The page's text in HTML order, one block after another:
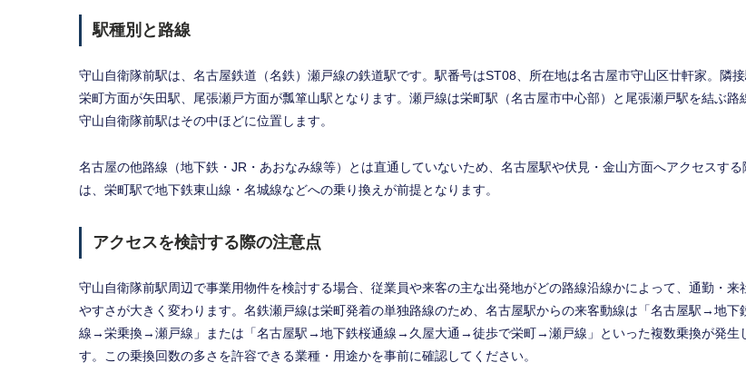
駅種別と路線
守山自衛隊前駅は、名古屋鉄道（名鉄）瀬戸線の鉄道駅です。駅番号はST08、所在地は名古屋市守山区廿軒家。隣
栄町方面が矢田駅、尾張瀬戸方面が瓢箪山駅となります。瀬戸線は栄町駅（名古屋市中心部）と尾張瀬戸駅を結ぶ路
守山自衛隊前駅はその中ほどに位置します。
名古屋の他路線（地下鉄・JR・あおなみ線等）とは直通していないため、名古屋駅や伏見・金山方面へアクセスする
は、栄町駅で地下鉄東山線・名城線などへの乗り換えが前提となります。
アクセスを検討する際の注意点
守山自衛隊前駅周辺で事業用物件を検討する場合、従業員や来客の主な出発地がどの路線沿線かによって、通勤・来
やすさが大きく変わります。名鉄瀬戸線は栄町発着の単独路線のため、名古屋駅からの来客動線は「名古屋駅→地下
線→栄乗換→瀬戸線」または「名古屋駅→地下鉄桜通線→久屋大通→徒歩で栄町→瀬戸線」といった複数乗換が発生
す。この乗換回数の多さを許容できる業種・用途かを事前に確認してください。